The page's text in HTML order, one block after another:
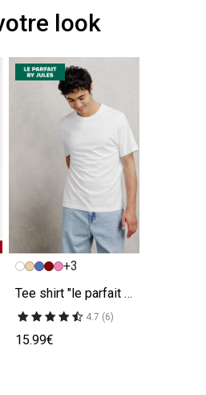
look
+3
Tee shirt "le parfait by JULES"
4.7 (6)
15.99€